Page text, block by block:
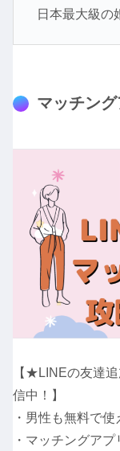
日本最大級の
マッチン
【★LINEの友達
信中！】
・男性も無料で
・マッチングアプ